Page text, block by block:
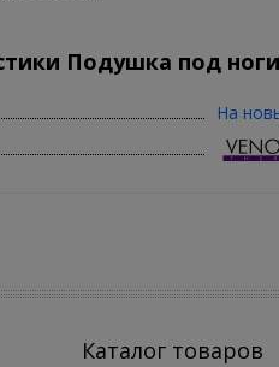
Подушка под ноги
На
Каталог товаров